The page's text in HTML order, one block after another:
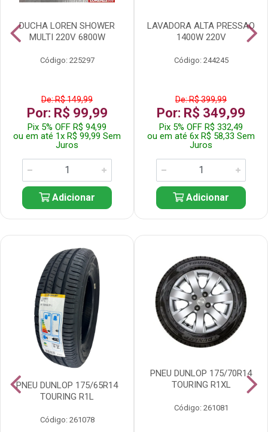
DUCHA LOREN SHOWER
MULTI 220V 6800W
Código: 225297
De: R$ 149,99
Por: R$ 99,99
Pix 5% OFF R$ 94,99
ou em até 1x R$ 99,99 Sem
Juros
Adicionar
LAVADORA ALTA PRESSAO
1400W 220V
Código: 244245
De: R$ 399,99
Por: R$ 349,99
Pix 5% OFF R$ 332,49
ou em até 6x R$ 58,33 Sem
Juros
Adicionar
PNEU DUNLOP 175/65R14
TOURING R1L
Código: 261078
PNEU DUNLOP 175/70R14
TOURING R1XL
Código: 261081